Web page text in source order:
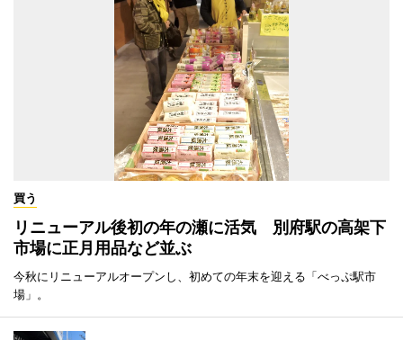
買う
リニューアル後初の年の瀬に活気 別府駅の高架下
市場に正月用品など並ぶ
今秋にリニューアルオープンし、初めての年末を迎える「べっぷ駅市
場」。